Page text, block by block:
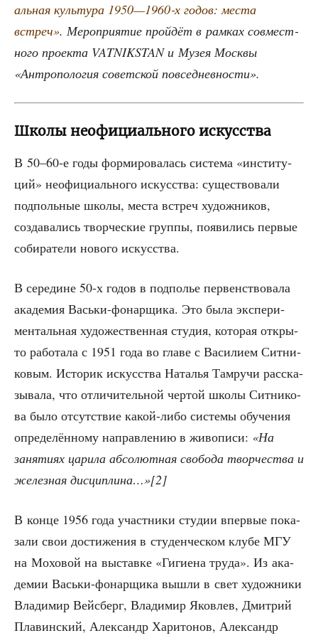
аль­ная куль­ту­ра 1950—1960‑х годов: места
встреч». Меро­при­я­тие прой­дёт в рам­ках сов­мест­
но­го про­ек­та VATNIKSTAN и Музея Моск­вы
«Антро­по­ло­гия совет­ской повседневности».
Школы неофициального искусства
В 50–60‑е годы фор­ми­ро­ва­лась систе­ма «инсти­ту­
ций» неофи­ци­аль­но­го искус­ства: суще­ство­ва­ли
под­поль­ные шко­лы, места встреч худож­ни­ков,
созда­ва­лись твор­че­ские груп­пы, появи­лись пер­вые
соби­ра­те­ли ново­го искусства.
В сере­дине 50‑х годов в под­по­лье пер­вен­ство­ва­ла
ака­де­мия Вась­ки-фонар­щи­ка. Это была экс­пе­ри­
мен­таль­ная худо­же­ствен­ная сту­дия, кото­рая откры­
то рабо­та­ла с 1951 года во гла­ве с Васи­ли­ем Сит­ни­
ко­вым. Исто­рик искус­ства Ната­лья Тамру­чи рас­ска­
зы­ва­ла, что отли­чи­тель­ной чер­той шко­лы Сит­ни­ко­
ва было отсут­ствие какой-либо систе­мы обу­че­ния
опре­де­лён­но­му направ­ле­нию в живо­пи­си: «На
заня­ти­ях цари­ла абсо­лют­ная сво­бо­да твор­че­ства и
желез­ная дисциплина…»[2]
В кон­це 1956 года участ­ни­ки сту­дии впер­вые пока­
за­ли свои дости­же­ния в сту­ден­че­ском клу­бе МГУ
на Мохо­вой на выстав­ке «Гиги­е­на тру­да». Из ака­
де­мии Вась­ки-фонар­щи­ка вышли в свет худож­ни­ки
Вла­ди­мир Вейс­берг, Вла­ди­мир Яко­влев, Дмит­рий
Пла­вин­ский, Алек­сандр Хари­то­нов, Алек­сандр